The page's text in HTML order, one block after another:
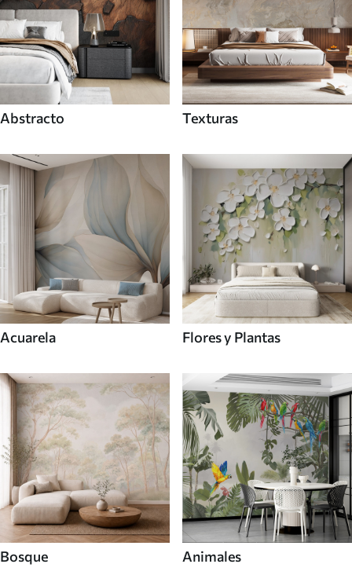
Abstracto Texturas
Acuarela Flores y Plantas
Bosque Animales